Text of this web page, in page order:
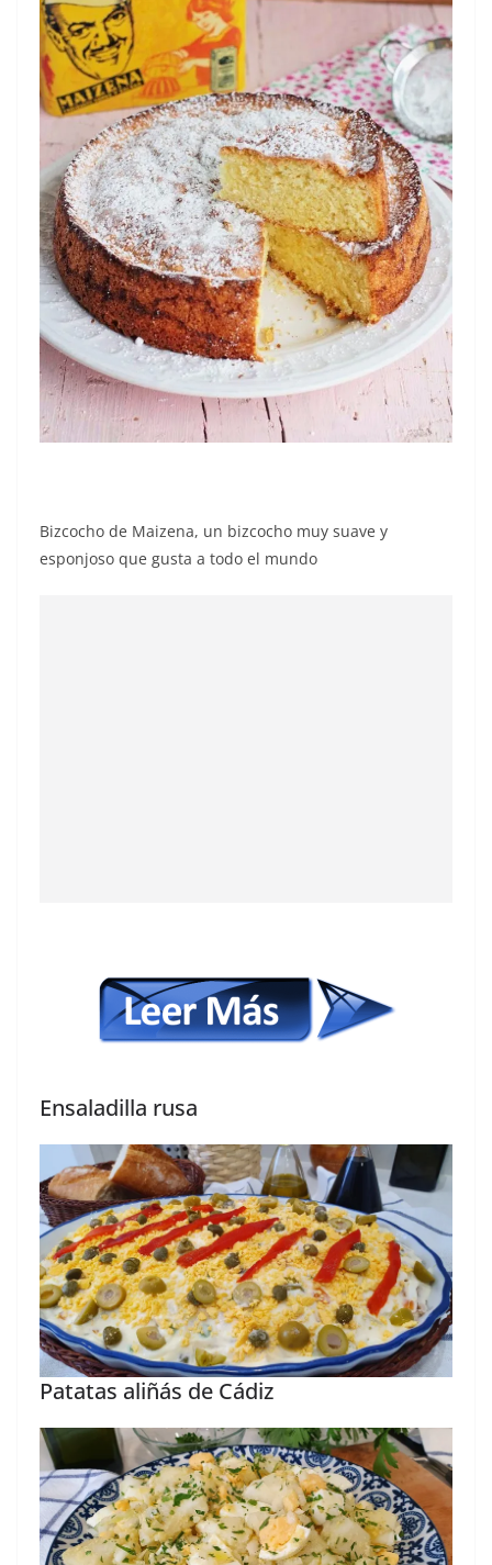
Bizcocho de Maizena, un bizcocho muy suave y
esponjoso que gusta a todo el mundo
Ensaladilla rusa
Patatas aliñás de Cádiz